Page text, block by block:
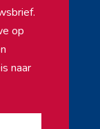
op
naar